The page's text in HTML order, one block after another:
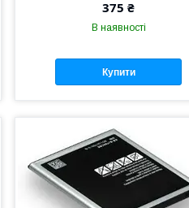
375 ₴
В наявності
Купити